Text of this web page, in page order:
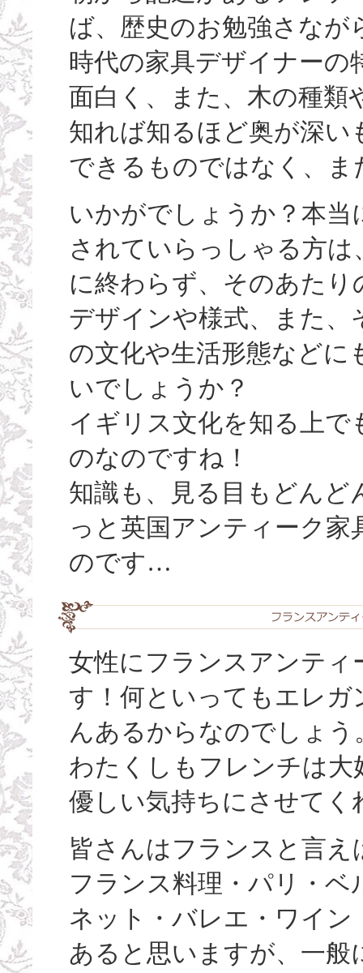
ば、歴史のお勉強さなが
時代の家具デザイナーの
面白く、また、木の種類
知れば知るほど奥が深い
できるものではなく、
いかがでしょうか？本
されていらっしゃる方
に終わらず、そのあた
デザインや様式、また
の文化や生活形態など
いでしょうか？
イギリス文化を知る上
のなのですね！
知識も、見る目もどんど
っと英国アンティーク
のです…
女性にフランスアンテ
す！何といってもエレ
んあるからなのでしょう
わたくしもフレンチは
優しい気持ちにさせて
皆さんはフランスと言
フランス料理・パリ・
ネット・バレエ・ワイ
あると思いますが、一